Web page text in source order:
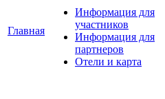
Главная
Информация для
участников
Информация для
партнеров
Отели и карта